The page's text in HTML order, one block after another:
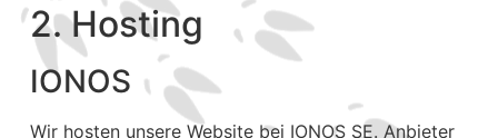
2. Hosting
IONOS
Wir hosten unsere Website bei IONOS SE. Anbieter